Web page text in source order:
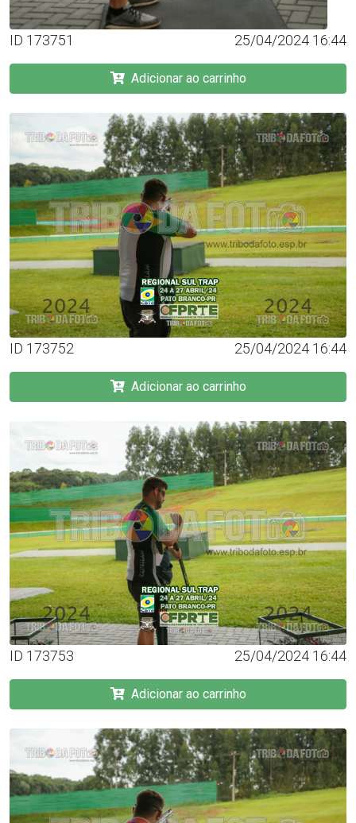
ID 173751 25/04/2024 16:44
Adicionar ao carrinho
ID 173752 25/04/2024 16:44
Adicionar ao carrinho
ID 173753 25/04/2024 16:44
Adicionar ao carrinho